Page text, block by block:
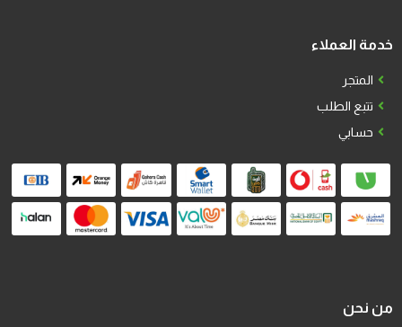
خدمة العملاء
المتجر
تتبع الطلب
حسابي
من نحن